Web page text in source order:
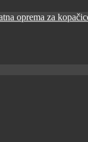
oprema za